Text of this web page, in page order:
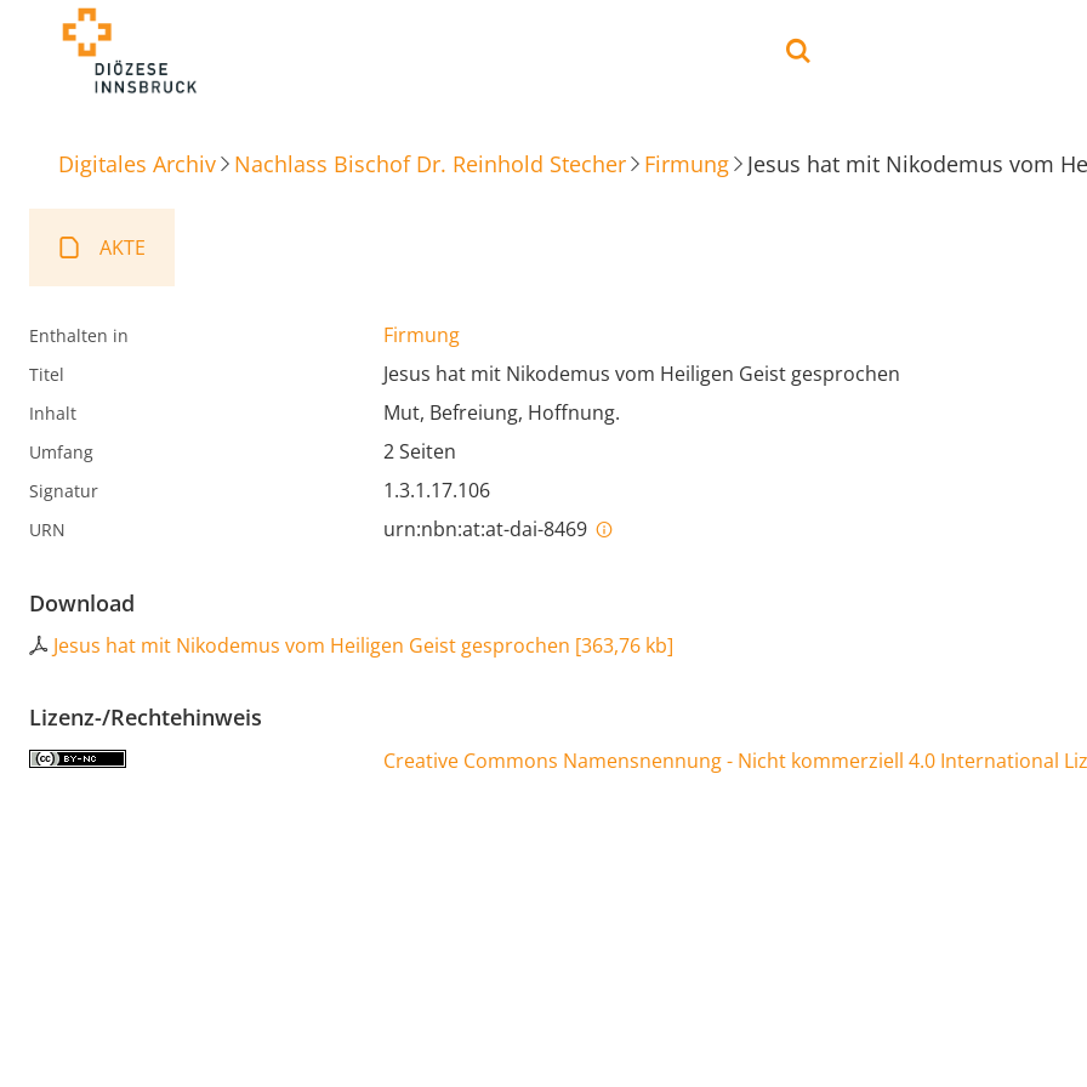
Digitales Archiv Nachlass Bischof Dr. Reinhold Stecher Firmung Jesus hat mit Nikodemus vom
AKTE
Enthalten in Firmung
Titel Jesus hat mit Nikodemus vom Heiligen Geist gesprochen
Inhalt Mut, Befreiung, Hoffnung.
Umfang 2 Seiten
Signatur 1.3.1.17.106
URN urn:nbn:at:at-dai-8469
Download
Jesus hat mit Nikodemus vom Heiligen Geist gesprochen [363,76 kb]
Lizenz-/Rechtehinweis
Creative Commons Namensnennung - Nicht kommerziell 4.0 International